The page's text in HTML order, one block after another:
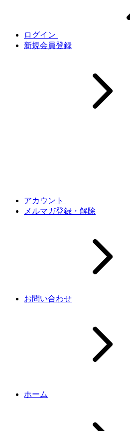
ログイン
新規会員登録
アカウント
メルマガ登録・解除
お問い合わせ
ホーム